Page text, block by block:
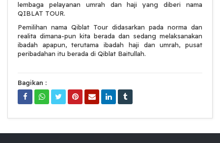
lembaga pelayanan umrah dan haji yang diberi nama
QIBLAT TOUR.
Pemilihan nama Qiblat Tour didasarkan pada norma dan
realita dimana-pun kita berada dan sedang melaksanakan
ibadah apapun, terutama ibadah haji dan umrah, pusat
peribadahan itu berada di Qiblat Baitullah.
Bagikan :